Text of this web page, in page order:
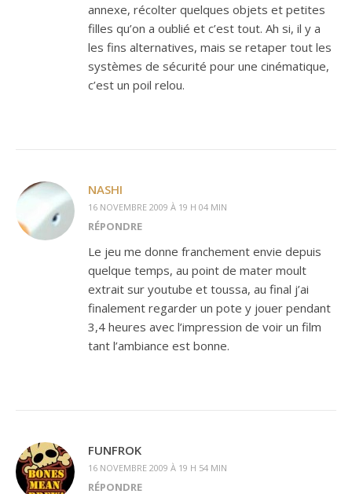
annexe, récolter quelques objets et petites
filles qu’on a oublié et c’est tout. Ah si, il y a
les fins alternatives, mais se retaper tout les
systèmes de sécurité pour une cinématique,
c’est un poil relou.
NASHI
16 NOVEMBRE 2009 À 19 H 04 MIN
RÉPONDRE
Le jeu me donne franchement envie depuis
quelque temps, au point de mater moult
extrait sur youtube et toussa, au final j’ai
finalement regarder un pote y jouer pendant
3,4 heures avec l’impression de voir un film
tant l’ambiance est bonne.
FUNFROK
16 NOVEMBRE 2009 À 19 H 54 MIN
RÉPONDRE